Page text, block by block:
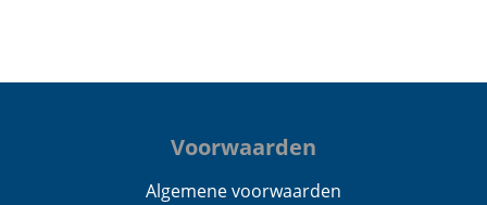
Voorwaarden
Algemene voorwaarden